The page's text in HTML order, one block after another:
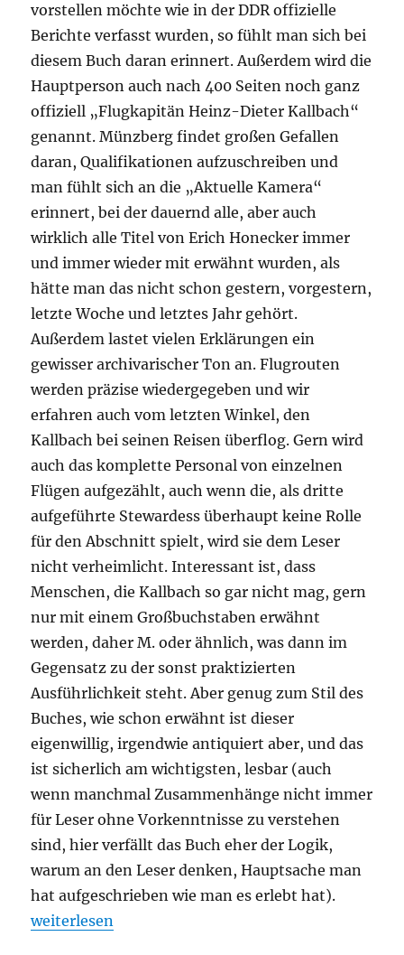
vorstellen möchte wie in der DDR offizielle
Berichte verfasst wurden, so fühlt man sich bei
diesem Buch daran erinnert. Außerdem wird die
Hauptperson auch nach 400 Seiten noch ganz
offiziell „Flugkapitän Heinz-Dieter Kallbach“
genannt. Münzberg findet großen Gefallen
daran, Qualifikationen aufzuschreiben und
man fühlt sich an die „Aktuelle Kamera“
erinnert, bei der dauernd alle, aber auch
wirklich alle Titel von Erich Honecker immer
und immer wieder mit erwähnt wurden, als
hätte man das nicht schon gestern, vorgestern,
letzte Woche und letztes Jahr gehört.
Außerdem lastet vielen Erklärungen ein
gewisser archivarischer Ton an. Flugrouten
werden präzise wiedergegeben und wir
erfahren auch vom letzten Winkel, den
Kallbach bei seinen Reisen überflog. Gern wird
auch das komplette Personal von einzelnen
Flügen aufgezählt, auch wenn die, als dritte
aufgeführte Stewardess überhaupt keine Rolle
für den Abschnitt spielt, wird sie dem Leser
nicht verheimlicht. Interessant ist, dass
Menschen, die Kallbach so gar nicht mag, gern
nur mit einem Großbuchstaben erwähnt
werden, daher M. oder ähnlich, was dann im
Gegensatz zu der sonst praktizierten
Ausführlichkeit steht. Aber genug zum Stil des
Buches, wie schon erwähnt ist dieser
eigenwillig, irgendwie antiquiert aber, und das
ist sicherlich am wichtigsten, lesbar (auch
wenn manchmal Zusammenhänge nicht immer
für Leser ohne Vorkenntnisse zu verstehen
sind, hier verfällt das Buch eher der Logik,
warum an den Leser denken, Hauptsache man
hat aufgeschrieben wie man es erlebt hat).
„Günter Heribert Münzberg – Mayday über
weiterlesen